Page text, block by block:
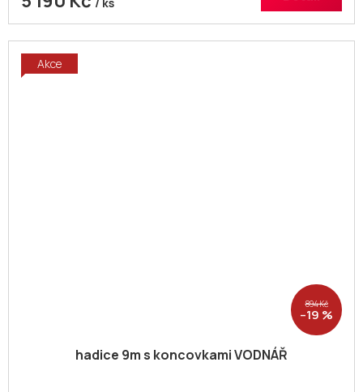
Akce
894 Kč
–19 %
hadice 9m s koncovkami VODNÁŘ